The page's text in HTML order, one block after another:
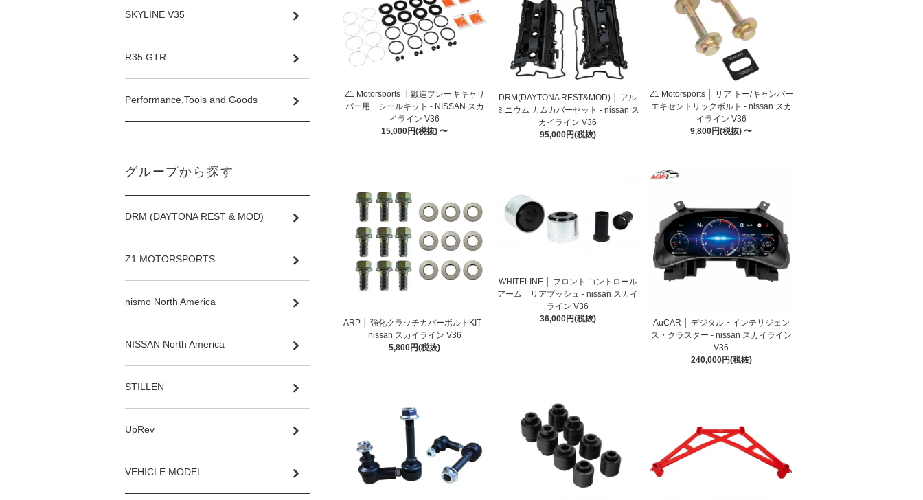
Z1 Motorsports ┃鍛造ブレーキキャリ
パー用 シールキット - NISSAN スカ
イライン V36
15,000円(税抜) 〜
DRM(DAYTONA REST&MOD) │ アル
ミニウム カムカバーセット - nissan ス
カイライン V36
95,000円(税抜)
Z1 Motorsports │ リア トー/キャンバー
エキセントリックボルト - nissan スカ
イライン V36
9,800円(税抜) 〜
ARP │ 強化クラッチカバーボルトKIT -
nissan スカイライン V36
5,800円(税抜)
WHITELINE │ フロント コントロール
アーム リアブッシュ - nissan スカイ
ライン V36
36,000円(税抜)
AuCAR │ デジタル・インテリジェン
ス・クラスター - nissan スカイライン
V36
240,000円(税抜)
SKYLINE V35
R35 GTR
Performance,Tools and Goods
グループから探す
DRM (DAYTONA REST & MOD)
Z1 MOTORSPORTS
nismo North America
NISSAN North America
STILLEN
UpRev
VEHICLE MODEL